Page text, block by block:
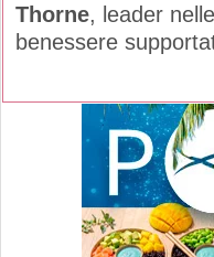
Thorne, leader
benessere